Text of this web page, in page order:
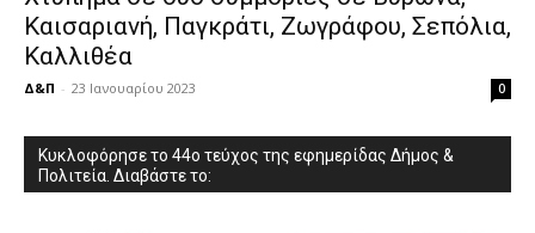
Καισαριανή, Παγκράτι, Ζωγράφου, Σεπόλια,
Καλλιθέα
Δ&Π - 23 Ιανουαρίου 2023 0
Κυκλοφόρησε το 44ο τεύχος της εφημερίδας Δήμος &
Πολιτεία. Διαβάστε το: